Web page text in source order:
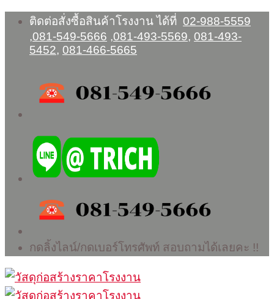
Skip
content
ติดต่อสั่งซื้อสินค้าโรงงาน ได้ที่ 02-988-5559
,081-549-5666 ,081-493-5569, 081-493-
5452, 081-466-5665
กดลิ้งไลน์/กดเบอร์โทรศัพท์ สอบถามได้เลยคะ !!